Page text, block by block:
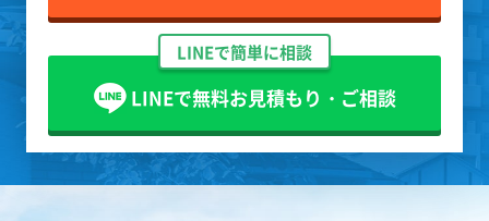
LINEで簡単に相談
LINEで無料お見積もり・ご相談